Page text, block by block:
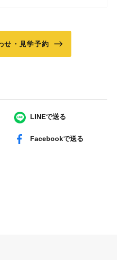
せ・見学予約
LINEで送る
Facebookで送る